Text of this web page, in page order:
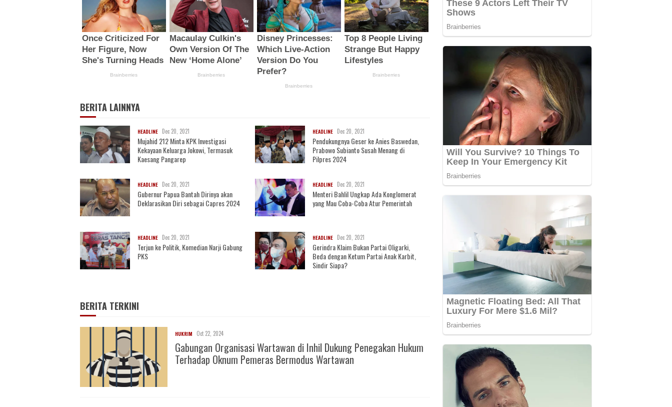
BERITA LAINNYA
HEADLINE Dec 20, 2021
Mujahid 212 Minta KPK Investigasi
Kekayaan Keluarga Jokowi, Termasuk
Kaesang Pangarep
HEADLINE Dec 20, 2021
Pendukungnya Geser ke Anies Baswedan,
Prabowo Subianto Susah Menang di
Pilpres 2024
HEADLINE Dec 20, 2021
Gubernur Papua Bantah Dirinya akan
Deklarasikan Diri sebagai Capres 2024
HEADLINE Dec 20, 2021
Menteri Bahlil Ungkap Ada Konglomerat
yang Mau Coba-Coba Atur Pemerintah
HEADLINE Dec 20, 2021
Terjun ke Politik, Komedian Narji Gabung
PKS
HEADLINE Dec 20, 2021
Gerindra Klaim Bukan Partai Oligarki,
Beda dengan Ketum Partai Anak Karbit,
Sindir Siapa?
BERITA TERKINI
HUKRIM Oct 22, 2024
Gabungan Organisasi Wartawan di Inhil Dukung Penegakan Hukum
Terhadap Oknum Pemeras Bermodus Wartawan